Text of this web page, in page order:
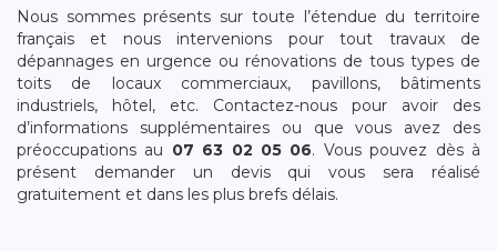
Nous sommes présents sur toute l’étendue du territoire
français et nous intervenions pour tout travaux de
dépannages en urgence ou rénovations de tous types de
toits de locaux commerciaux, pavillons, bâtiments
industriels, hôtel, etc. Contactez-nous pour avoir des
d’informations supplémentaires ou que vous avez des
préoccupations au 07 63 02 05 06. Vous pouvez dès à
présent demander un devis qui vous sera réalisé
gratuitement et dans les plus brefs délais.